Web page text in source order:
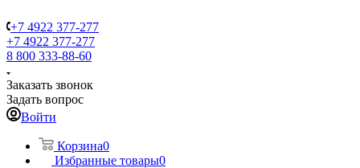
+7 4922 377-277
+7 4922 377-277
8 800 333-88-60
Заказать звонок
Задать вопрос
Войти
Корзина0
Избранные товары0